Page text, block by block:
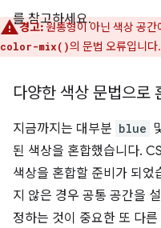
를 참고하세요.
경고:원통형이 아닌 색상 공간
color-mix()의 문법 오류입니다.
다양한 색상 문법으로
지금까지는 대부분 blue
된 색상을 혼합했습니다.
색상을 혼합할 준비가 되었
지 않은 경우 공통 공간을
정하는 것이 중요한 또 다